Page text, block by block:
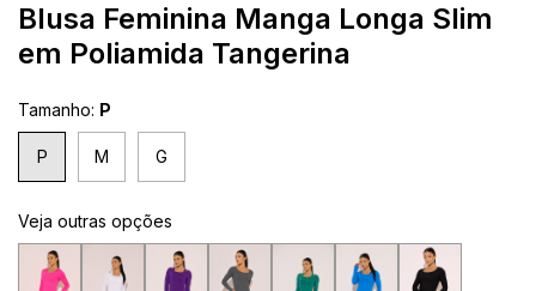
Blusa Feminina Manga Longa Slim
em Poliamida Tangerina
Tamanho: P
P M G
Veja outras opções